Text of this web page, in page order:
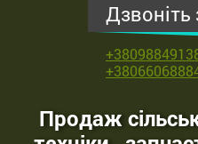
Дзвоніть
Продаж